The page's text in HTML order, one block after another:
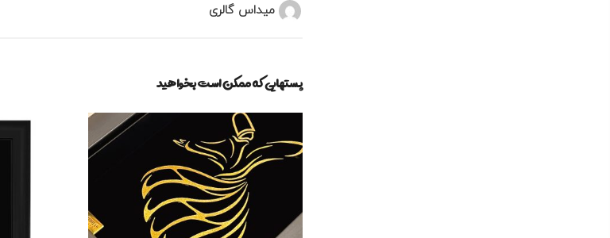
میداس گالری
پستهایی که ممکن است بخواهید